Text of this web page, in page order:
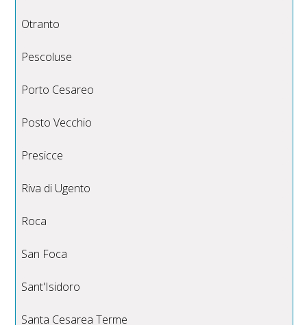
Otranto
Pescoluse
Porto Cesareo
Posto Vecchio
Presicce
Riva di Ugento
Roca
San Foca
Sant'Isidoro
Santa Cesarea Terme